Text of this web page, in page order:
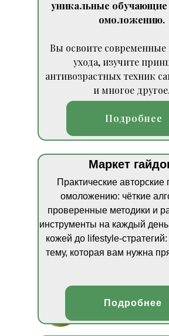
Подробнее
уникальные обучающие
омоложению.
Вы освоите
ухода, изучите
антивозрастных техник
и многое другое.
Подробнее
Маркет
Практические авторские
омоложению: чёткие
проверенные методики и
инструменты на каждый
кожей до
тему, которая вам нужна